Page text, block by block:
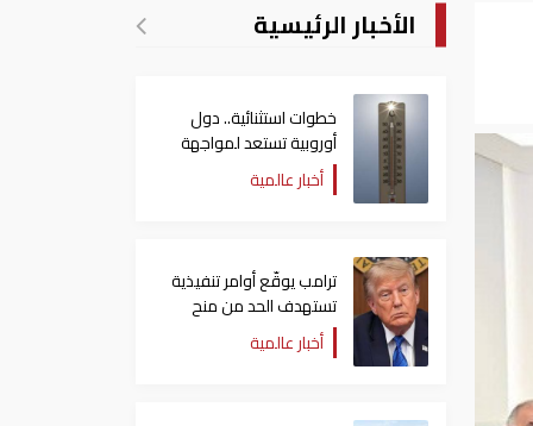
الأخبار الرئيسية
خطوات استثنائية.. دول
أوروبية تستعد لمواجهة
موجة حر غير مسبوقة
أخبار عالمية
ترامب يوقّع أوامر تنفيذية
تستهدف الحد من منح
الجنسية الأمريكية بالولادة
أخبار عالمية